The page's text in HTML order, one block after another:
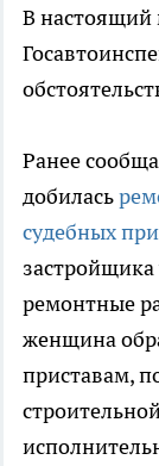
В настоящий
Ранее
добилась
судебных
ремонтные
женщина
приставам,